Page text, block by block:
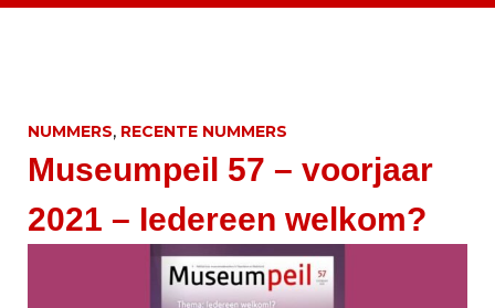
NUMMERS, RECENTE NUMMERS
Museumpeil 57 – voorjaar
2021 – Iedereen welkom?